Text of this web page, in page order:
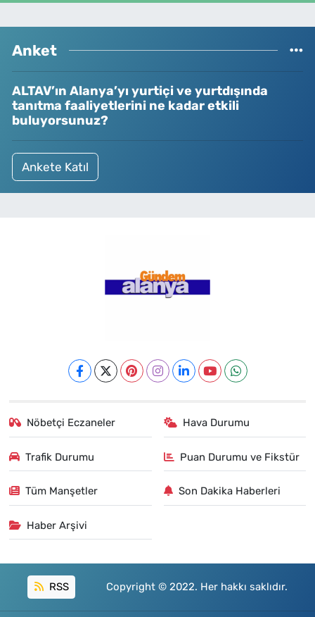
Anket
ALTAV’ın Alanya’yı yurtiçi ve yurtdışında
tanıtma faaliyetlerini ne kadar etkili
buluyorsunuz?
Ankete Katıl
Nöbetçi Eczaneler Hava Durumu
Trafik Durumu Puan Durumu ve Fikstür
Tüm Manşetler Son Dakika Haberleri
Haber Arşivi
RSS Copyright © 2022. Her hakkı saklıdır.